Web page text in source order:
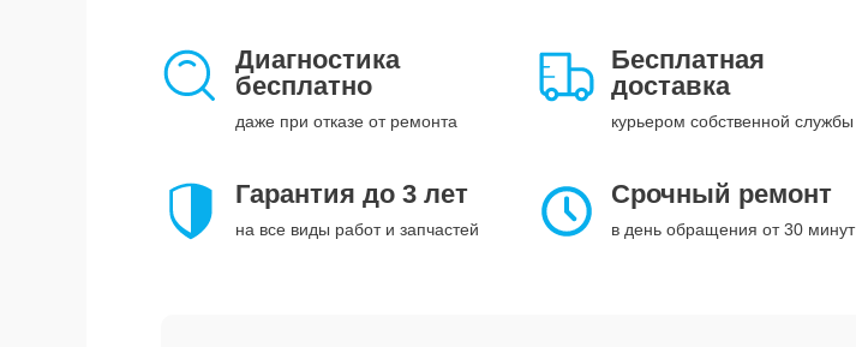
Диагностика
бесплатно
даже при отказе от ремонта
Бесплатная
доставка
курьером собственной службы
Гарантия до 3 лет
на все виды работ и запчастей
Срочный ремонт
в день обращения от 30 минут